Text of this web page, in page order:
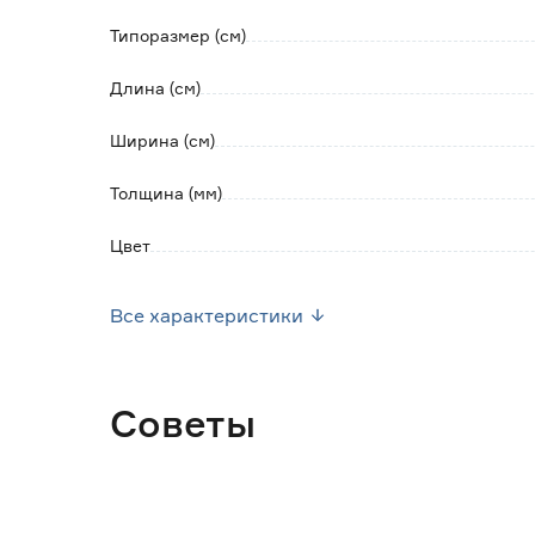
Цвет товара на экране может отличаться
Типоразмер (см)
Длина (см)
Ширина (см)
Толщина (мм)
Цвет
Все характеристики
Советы